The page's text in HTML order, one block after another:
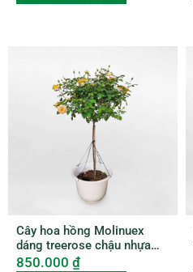
Cây hoa hồng Molinuex
dáng treerose chậu nhựa
ROSE004
850.000 ₫